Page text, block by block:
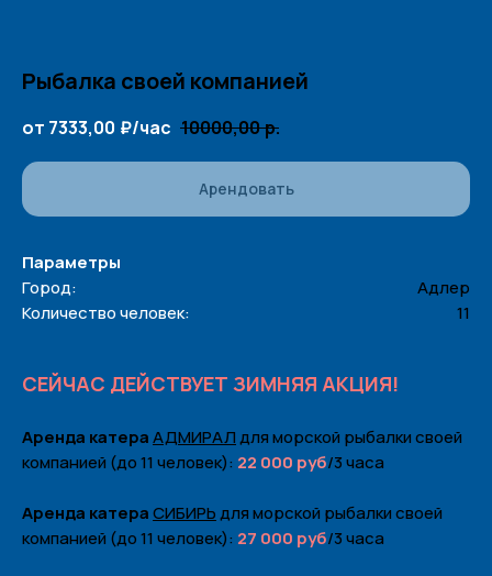
Рыбалка своей компанией
от 7333,00 ₽/час 10000,00р.
Арендовать
Параметры
Город:
Адлер
Количество человек:
11
СЕЙЧАС ДЕЙСТВУЕТ ЗИМНЯЯ АКЦИЯ!
Аренда катераАДМИРАЛдля морской рыбалки своей
компанией (до 11 человек): 22 000 руб/3 часа
Аренда катераСИБИРЬдля морской рыбалки своей
компанией (до 11 человек): 27 000 руб/3 часа